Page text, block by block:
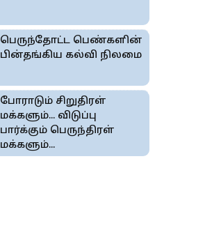
பெருந்தோட்ட பெண்களின்
பின்தங்கிய கல்வி நிலமை
போராடும் சிறுதிரள்
மக்களும்... விடுப்பு
பார்க்கும் பெருந்திரள்
மக்களும்...